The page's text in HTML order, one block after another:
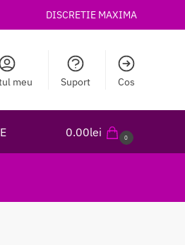
DISCRETIE MAXIMA
meu Suport Cos
0.00lei 0